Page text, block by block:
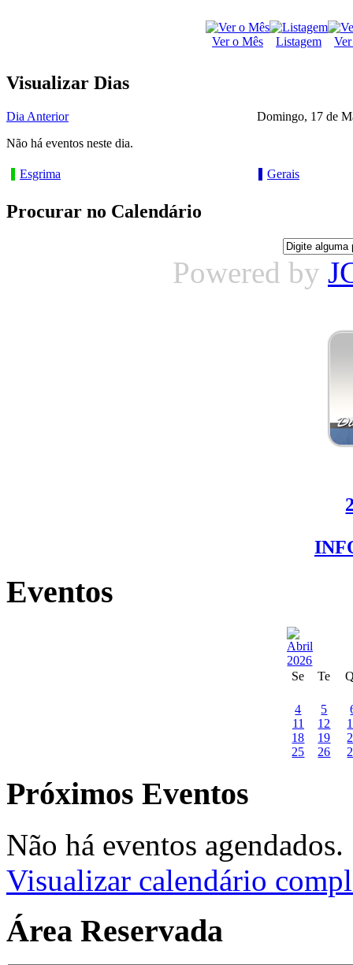
Ver o Mês Listagem
Visualizar Dias
Dia Anterior
Domingo, 17 de
Não há eventos neste dia.
Esgrima Gerais
Procurar no Calendário
Powered by
Eventos
Se Te
4 5
11
12
18
19
25
26
Próximos Eventos
Não há eventos agendados.
Visualizar calendário
Área Reservada